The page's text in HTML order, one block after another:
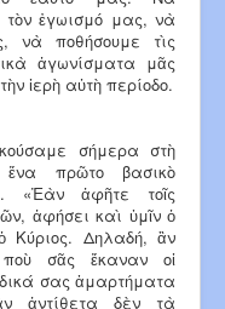
τὸν ἐγωισμό μας, νὰ
νὰ ποθήσουμε τὶς
ἀγωνίσματα μᾶς
ἱερὴ αὐτὴ περίοδο.
σήμερα στὴ
ἕνα πρῶτο βασικὸ
«Ἐὰν ἀφῆτε τοῖς
ἀφήσει καὶ ὑμῖν ὁ
Κύριος. Δηλαδή, ἂν
σᾶς ἔκαναν οἱ
σας ἁμαρτήματα
ἀντίθετα δὲν τὰ